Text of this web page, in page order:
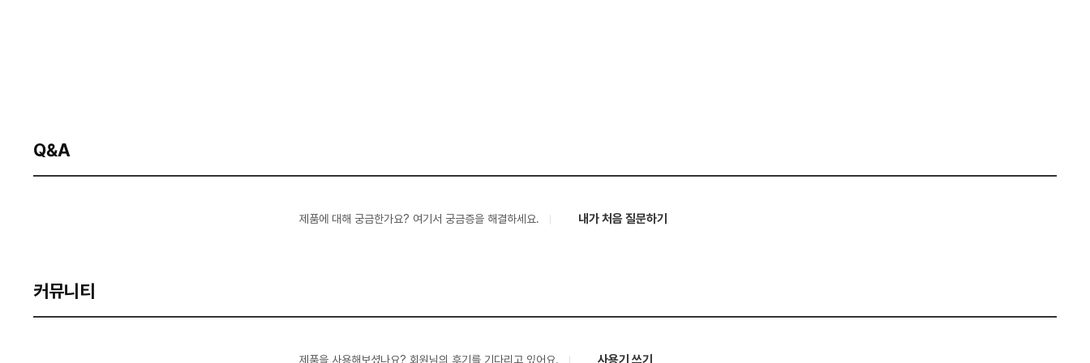
Q&A
제품에 대해 궁금한가요? 여기서 궁금증을 해결하세요. 내가 처음 질문하기
커뮤니티
제품을 사용해보셨나요? 회원님의 후기를 기다리고 있어요. 사용기 쓰기